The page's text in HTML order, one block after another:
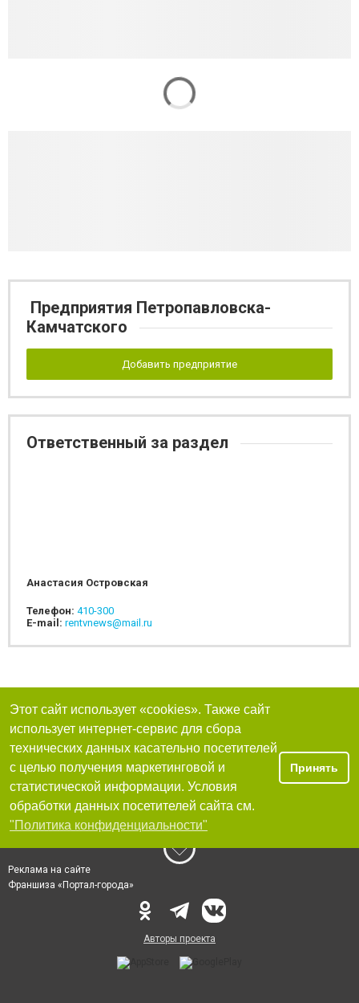
Предприятия Петропавловска-
Камчатского
Добавить предприятие
Ответственный за раздел
Анастасия Островская
Телефон: 410-300
E-mail: rentvnews@mail.ru
Этот сайт использует «cookies». Также сайт
использует интернет-сервис для сбора
технических данных касательно посетителей
с целью получения маркетинговой и
статистической информации. Условия
обработки данных посетителей сайта см.
"Политика конфиденциальности"
Принять
Реклама на сайте
Франшиза «Портал-города»
Авторы проекта